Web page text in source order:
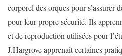
corporel des orques pour s’assurer
pour leur propre sécurité. Ils
et de reproduction utilisées pour
J.Hargrove apprenait certaines